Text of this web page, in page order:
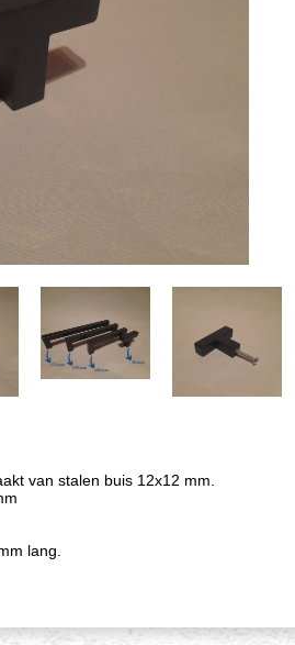
van stalen buis 12x12 mm.
lang.